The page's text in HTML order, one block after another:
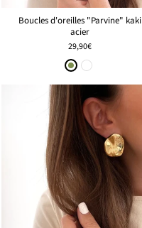
Boucles d'oreilles "Parvine" kaki
acier
29,90€